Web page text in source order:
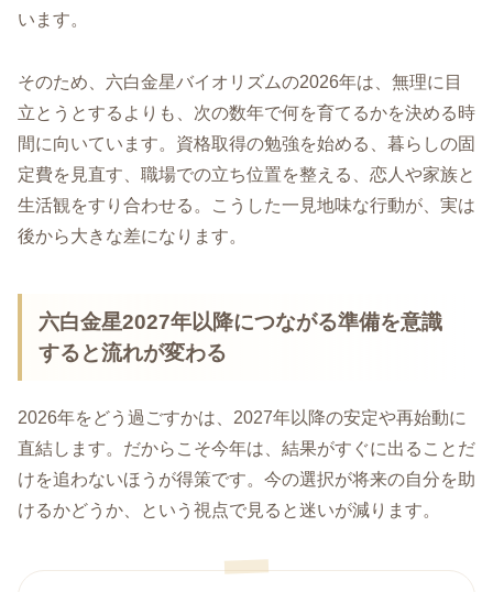
います。
そのため、六白金星バイオリズムの2026年は、無理に目
立とうとするよりも、次の数年で何を育てるかを決める時
間に向いています。資格取得の勉強を始める、暮らしの固
定費を見直す、職場での立ち位置を整える、恋人や家族と
生活観をすり合わせる。こうした一見地味な行動が、実は
後から大きな差になります。
六白金星2027年以降につながる準備を意識
すると流れが変わる
2026年をどう過ごすかは、2027年以降の安定や再始動に
直結します。だからこそ今年は、結果がすぐに出ることだ
けを追わないほうが得策です。今の選択が将来の自分を助
けるかどうか、という視点で見ると迷いが減ります。